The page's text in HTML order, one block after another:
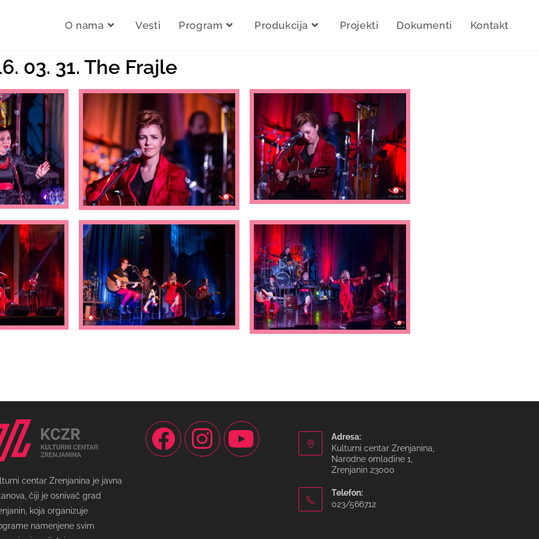
O nama Vesti Program Produkcija Projekti Dokumenti Kontakt
03. 31. The Frajle
centar Zrenjanina je javna
čiji je osnivač grad
koja organizuje
namenjene svim
Adresa:
Kulturni centar Zrenjanina,
Narodne omladine 1,
Zrenjanin 23000
Telefon:
023/566712